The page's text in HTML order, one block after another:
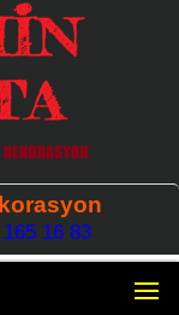
16 83